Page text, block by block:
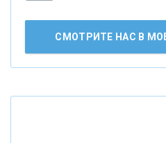
АО «КРЕДИТ ЕВРОПА
СМОТРИТЕ НАС В